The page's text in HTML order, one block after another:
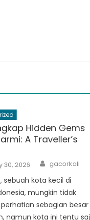
Hidden Gems
A Traveller’s
30, 2026 Author
gacorkali
sebuah kota kecil di
mungkin tidak
sebagian besar
namun kota ini tentu